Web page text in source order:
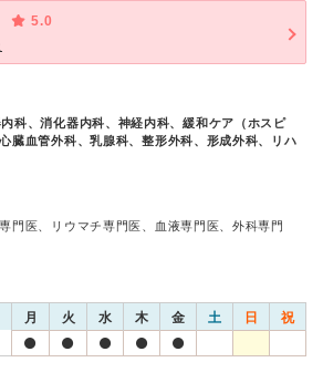
5.0
科、消化器内科、神経内科、緩和ケア（ホスピ
臓血管外科、乳腺科、整形外科、形成外科、リハ
門医、リウマチ専門医、血液専門医、外科専門
月 火 水 木 金 土 日 祝